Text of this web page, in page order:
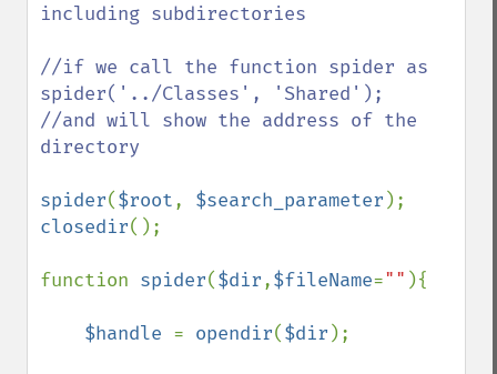
including subdirectories
//if we call the function spider as
spider('../Classes', 'Shared');
//and will show the address of the
directory
spider($root, $search_parameter
closedir();
function spider($dir,$fileName="" ){
$handle = opendir($dir );